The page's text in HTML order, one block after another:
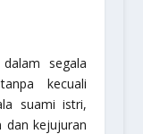
segala
kecuali
suami istri,
dan kejujuran